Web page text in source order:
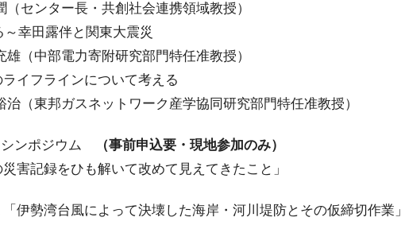
ター長・共創社会連携領域教授）
～幸田露伴と関東大震災
部電力寄附研究部門特任准教授）
フラインについて考える
邦ガスネットワーク産学協同研究部門特任准教授）
ンポジウム
（事前申込要・現地参加のみ）
災害記録をひも解いて改めて見えてきたこと」
勢湾台風によって決壊した海岸・河川堤防とその仮締切作業」